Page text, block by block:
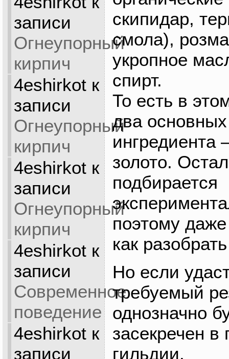
записи
Огнеупорный
кирпич
4eshirkotк
записи
Огнеупорный
кирпич
4eshirkotк
записи
Огнеупорный
кирпич
4eshirkotк
записи
Современное
поведение
4eshirkotк
записи
скипидар,
смола),
укропное
спирт.
То есть в
два
ингредиента
золото.
подбирается
поэтому
как
Но если
требуемый
однозначно
засекречен в
гильдии.